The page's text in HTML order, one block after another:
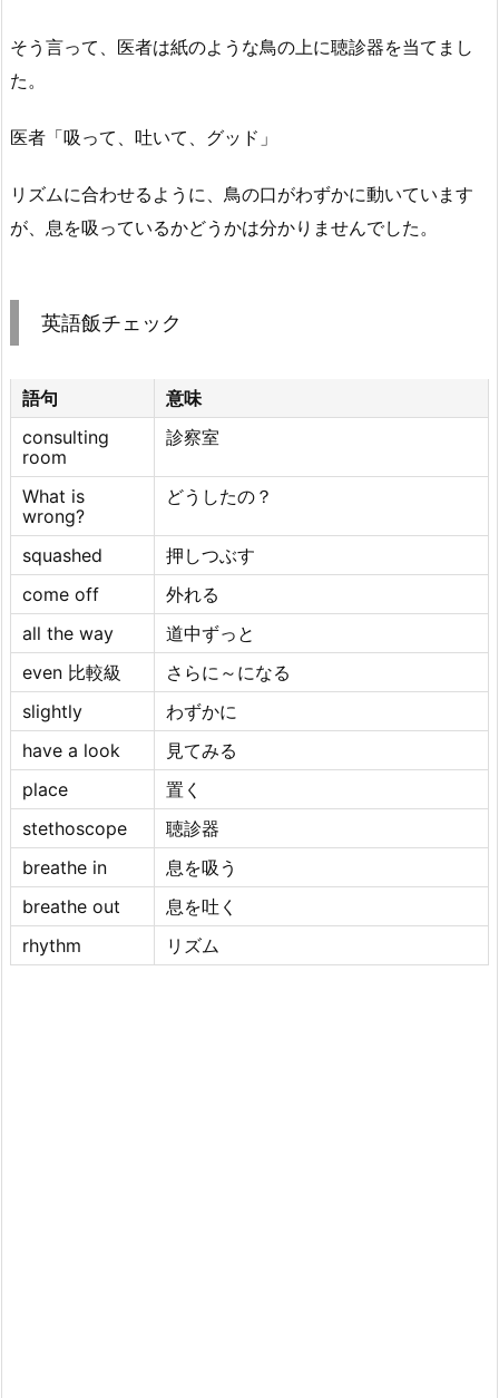
そう言って、医者は紙のような鳥の上に聴診器を当てまし
た。
医者「吸って、吐いて、グッド」
リズムに合わせるように、鳥の口がわずかに動いています
が、息を吸っているかどうかは分かりませんでした。
英語飯チェック
語句
意味
consulting
room
診察室
What is
wrong?
どうしたの？
squashed
押しつぶす
come off
外れる
all the way
道中ずっと
even 比較級
さらに～になる
slightly
わずかに
have a look
見てみる
place
置く
stethoscope
聴診器
breathe in
息を吸う
breathe out
息を吐く
rhythm
リズム